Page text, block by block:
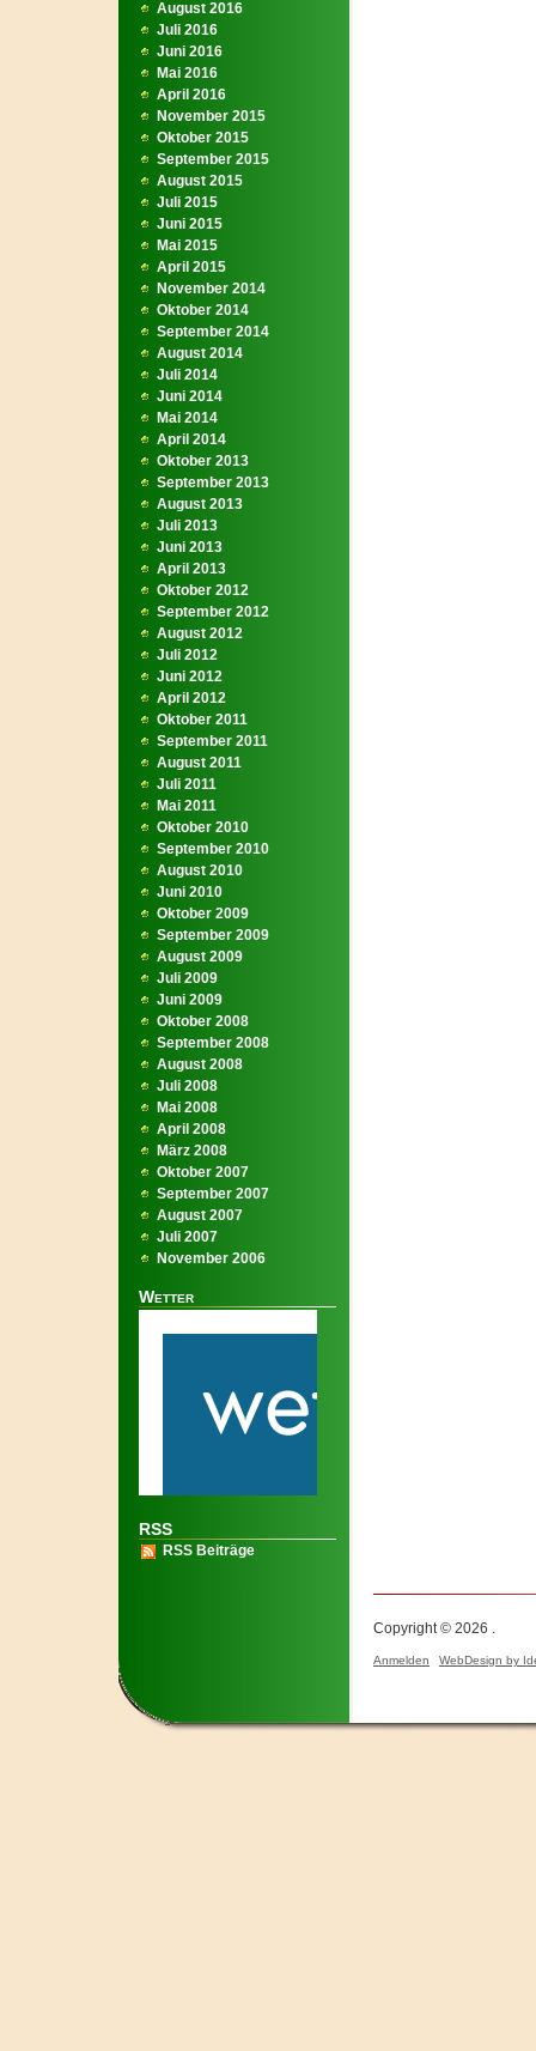
August 2016
Juli 2016
Juni 2016
Mai 2016
April 2016
November 2015
Oktober 2015
September 2015
August 2015
Juli 2015
Juni 2015
Mai 2015
April 2015
November 2014
Oktober 2014
September 2014
August 2014
Juli 2014
Juni 2014
Mai 2014
April 2014
Oktober 2013
September 2013
August 2013
Juli 2013
Juni 2013
April 2013
Oktober 2012
September 2012
August 2012
Juli 2012
Juni 2012
April 2012
Oktober 2011
September 2011
August 2011
Juli 2011
Mai 2011
Oktober 2010
September 2010
August 2010
Juni 2010
Oktober 2009
September 2009
August 2009
Juli 2009
Juni 2009
Oktober 2008
September 2008
August 2008
Juli 2008
Mai 2008
April 2008
März 2008
Oktober 2007
September 2007
August 2007
Juli 2007
November 2006
Wetter
RSS
RSS Beiträge
Copyright © 2026 .
Anmelden WebDesign by